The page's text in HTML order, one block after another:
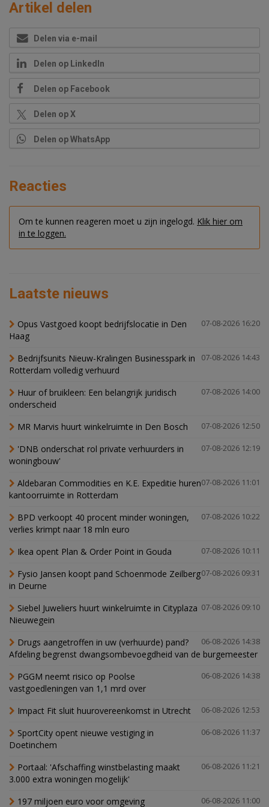
Artikel delen
Delen via e-mail
Delen op LinkedIn
Delen op Facebook
Delen op X
Delen op WhatsApp
Reacties
Om te kunnen reageren moet u zijn ingelogd. Klik hier om
in te loggen.
Laatste nieuws
07-08-2026 16:20
Opus Vastgoed koopt bedrijfslocatie in Den
Haag
07-08-2026 14:43
Bedrijfsunits Nieuw-Kralingen Businesspark in
Rotterdam volledig verhuurd
07-08-2026 14:00
Huur of bruikleen: Een belangrijk juridisch
onderscheid
07-08-2026 12:50
MR Marvis huurt winkelruimte in Den Bosch
07-08-2026 12:19
'DNB onderschat rol private verhuurders in
woningbouw'
07-08-2026 11:01
Aldebaran Commodities en K.E. Expeditie huren
kantoorruimte in Rotterdam
07-08-2026 10:22
BPD verkoopt 40 procent minder woningen,
verlies krimpt naar 18 mln euro
07-08-2026 10:11
Ikea opent Plan & Order Point in Gouda
07-08-2026 09:31
Fysio Jansen koopt pand Schoenmode Zeilberg
in Deurne
07-08-2026 09:10
Siebel Juweliers huurt winkelruimte in Cityplaza
Nieuwegein
06-08-2026 14:38
Drugs aangetroffen in uw (verhuurde) pand?
Afdeling begrenst dwangsombevoegdheid van de burgemeester
06-08-2026 14:38
PGGM neemt risico op Poolse
vastgoedleningen van 1,1 mrd over
06-08-2026 12:53
Impact Fit sluit huurovereenkomst in Utrecht
06-08-2026 11:37
SportCity opent nieuwe vestiging in
Doetinchem
06-08-2026 11:21
Portaal: 'Afschaffing winstbelasting maakt
3.000 extra woningen mogelijk'
06-08-2026 11:00
197 miljoen euro voor omgeving